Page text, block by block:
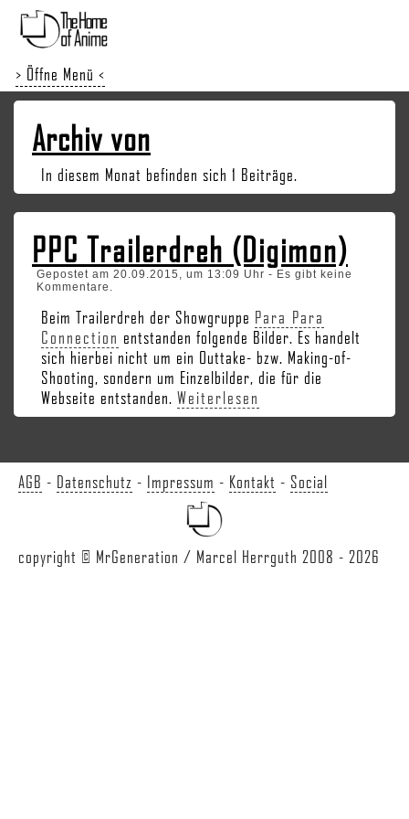
> Öffne Menü <
Archiv von
In diesem Monat befinden sich 1 Beiträge.
PPC Trailerdreh (Digimon)
Gepostet am 20.09.2015, um 13:09 Uhr - Es gibt keine
Kommentare.
Beim Trailerdreh der Showgruppe Para Para
Connection entstanden folgende Bilder. Es handelt
sich hierbei nicht um ein Outtake- bzw. Making-of-
Shooting, sondern um Einzelbilder, die für die
Webseite entstanden. Weiterlesen
AGB - Datenschutz - Impressum - Kontakt - Social
copyright © MrGeneration / Marcel Herrguth 2008 - 2026